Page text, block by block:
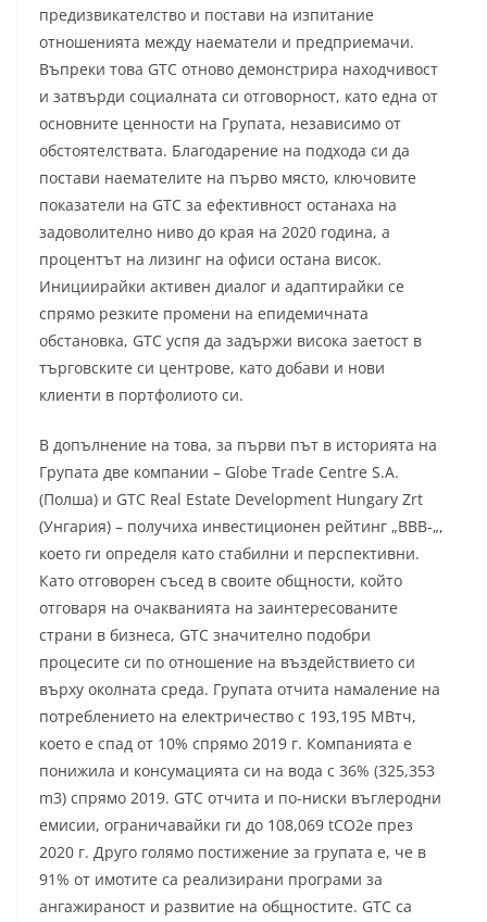
предизвикателство и постави на изпитание
отношенията между наематели и предприемачи.
Въпреки това GTC отново демонстрира находчивост
и затвърди социалната си отговорност, като една от
основните ценности на Групата, независимо от
обстоятелствата. Благодарение на подхода си да
постави наемателите на първо място, ключовите
показатели на GTC за ефективност останаха на
задоволително ниво до края на 2020 година, а
процентът на лизинг на офиси остана висок.
Инициирайки активен диалог и адаптирайки сe
спрямо резките промени на епидемичната
обстановка, GTC успя да задържи висока заетост в
търговските си центрове, като добави и нови
клиенти в портфолиото си.
В допълнение на това, за първи път в историята на
Групата две компании – Globe Trade Centre S.A.
(Полша) и GTC Real Estate Development Hungary Zrt
(Унгария) – получиха инвестиционен рейтинг „BBB-„,
което ги определя като стабилни и перспективни.
Като отговорен съсед в своите общности, който
отговаря на очакванията на заинтересованите
страни в бизнеса, GTC значително подобри
процесите си по отношение на въздействието си
върху околната среда. Групата отчита намаление на
потреблението на електричество с 193,195 МВтч,
което е спад от 10% спрямо 2019 г. Компанията е
понижила и консумацията си на вода с 36% (325,353
m3) спрямо 2019. GTC отчита и по-ниски въглеродни
емисии, ограничавайки ги до 108,069 tCO2e през
2020 г. Друго голямо постижение за групата е, че в
91% от имотите са реализирани програми за
ангажираност и развитие на общностите. GTC са